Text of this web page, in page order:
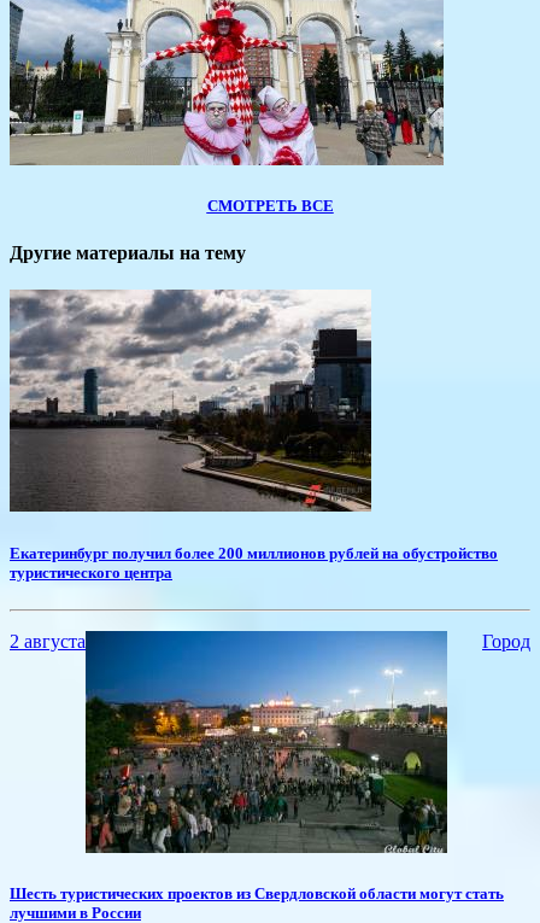
СМОТРЕТЬ ВСЕ
Другие материалы на тему
​Екатеринбург получил более 200 миллионов рублей на обустройство
туристического центра
2 августа Город
Шесть туристических проектов из Свердловской области могут стать
лучшими в России